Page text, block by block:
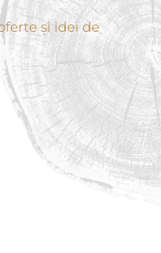
și idei de